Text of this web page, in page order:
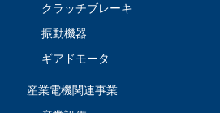
クラッチブレーキ
振動機器
ギアドモータ
産業電機関連事業